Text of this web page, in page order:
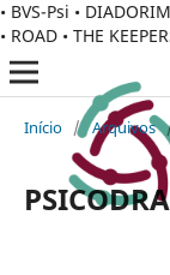
• BVS-Psi •
• ROAD • THE
Início / Arquivos